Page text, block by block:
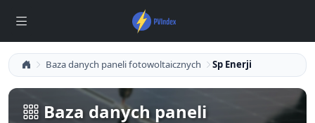
Baza danych paneli fotowoltaicznych Sp Enerji
Baza danych paneli